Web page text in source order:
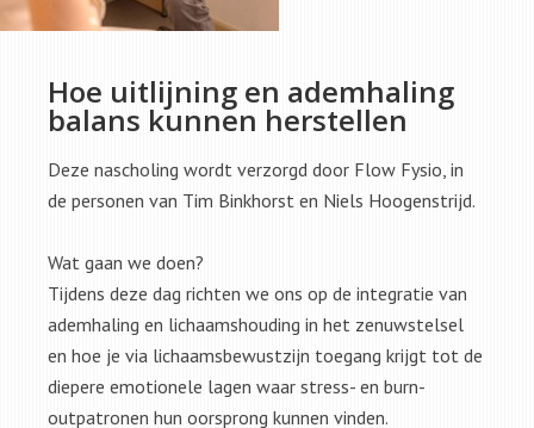
Hoe uitlijning en ademhaling
balans kunnen herstellen
Deze nascholing wordt verzorgd door Flow Fysio, in
de personen van Tim Binkhorst en Niels Hoogenstrijd.
Wat gaan we doen?
Tijdens deze dag richten we ons op de integratie van
ademhaling en lichaamshouding in het zenuwstelsel
en hoe je via lichaamsbewustzijn toegang krijgt tot de
diepere emotionele lagen waar stress- en burn-
outpatronen hun oorsprong kunnen vinden.